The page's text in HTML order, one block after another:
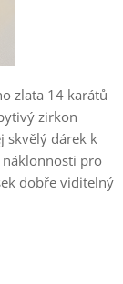
zlata 14 karátů
zirkon
skvělý dárek k
náklonnosti pro
dobře viditelný